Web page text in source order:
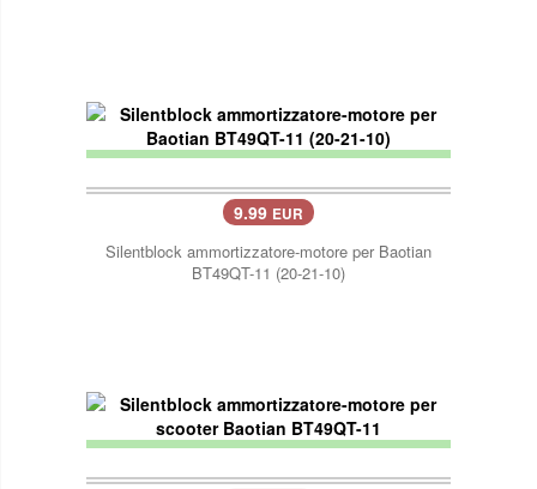
9.99 EUR
Silentblock ammortizzatore-motore per Baotian
BT49QT-11 (20-21-10)